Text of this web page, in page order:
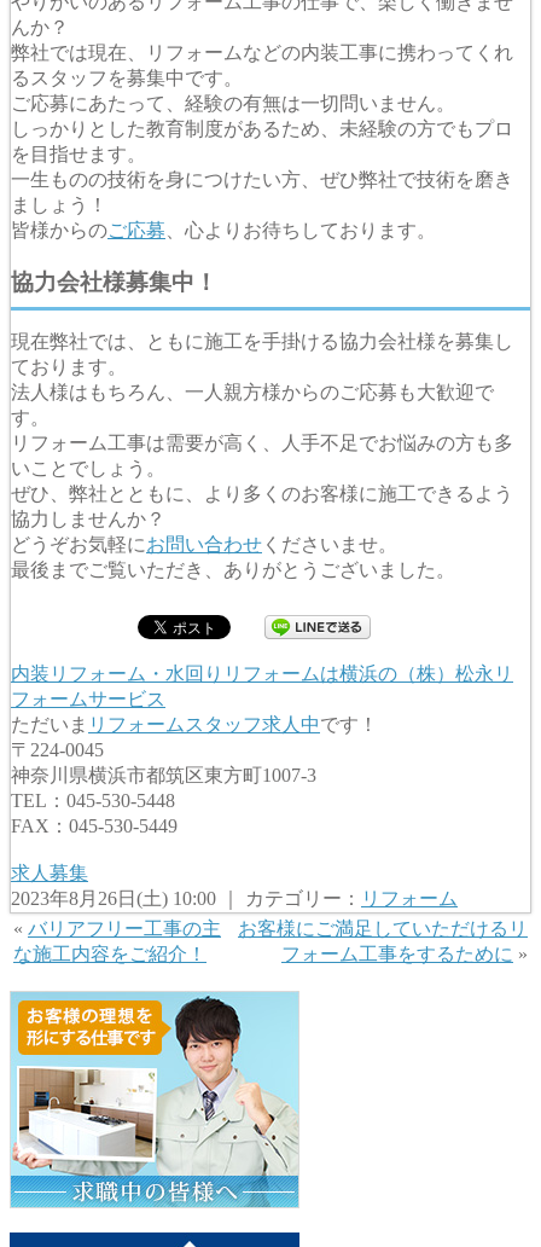
んか？
弊社では現在、リフォームなどの内装工事に携わってくれ
るスタッフを募集中です。
ご応募にあたって、経験の有無は一切問いません。
しっかりとした教育制度があるため、未経験の方でもプロ
を目指せます。
一生ものの技術を身につけたい方、ぜひ弊社で技術を磨き
ましょう！
皆様からのご応募 、心よりお待ちしております。
協力会社様募集中！
現在弊社では、ともに施工を手掛ける協力会社様を募集し
ております。
法人様はもちろん、一人親方様からのご応募も大歓迎で
す。
リフォーム工事は需要が高く、人手不足でお悩みの方も多
いことでしょう。
ぜひ、弊社とともに、より多くのお客様に施工できるよう
協力しませんか？
どうぞお気軽にお問い合わせ くださいませ。
最後までご覧いただき、ありがとうございました。
内装リフォーム・水回りリフォームは横浜の（株）松永リ
フォームサービス
ただいま リフォームスタッフ求人中です！
〒224-0045
神奈川県横浜市都筑区東方町1007-3
TEL：045-530-5448
FAX：045-530-5449
求人募集
2023年8月26日(土) 10:00 ｜ カテゴリー： リフォーム
« バリアフリー工事の主
な施工内容をご紹介！
お客様にご満足していただけるリ
フォーム工事をするために »